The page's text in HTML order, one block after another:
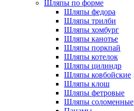
Шляпы по форме
Шляпы федора
Шляпы трилби
Шляпы хомбург
Шляпы канотье
Шляпы поркпай
Шляпы котелок
Шляпы цилиндр
Шляпы ковбойские
Шляпы клош
Шляпы фетровые
Шляпы соломенные